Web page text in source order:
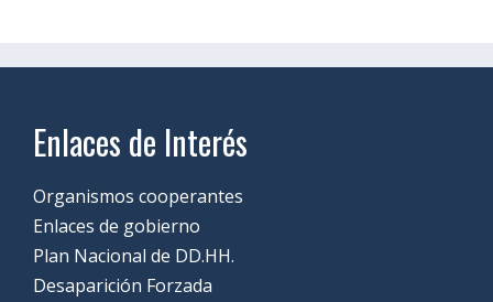
Enlaces de Interés
Organismos cooperantes
Enlaces de gobierno
Plan Nacional de DD.HH.
Desaparición Forzada